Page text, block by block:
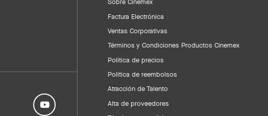
Factura Electrónica
Ventas Corporativas
Términos y Condiciones Productos Cinemex
Política de precios
Política de reembolsos
Atracción de Talento
Alta de proveedores